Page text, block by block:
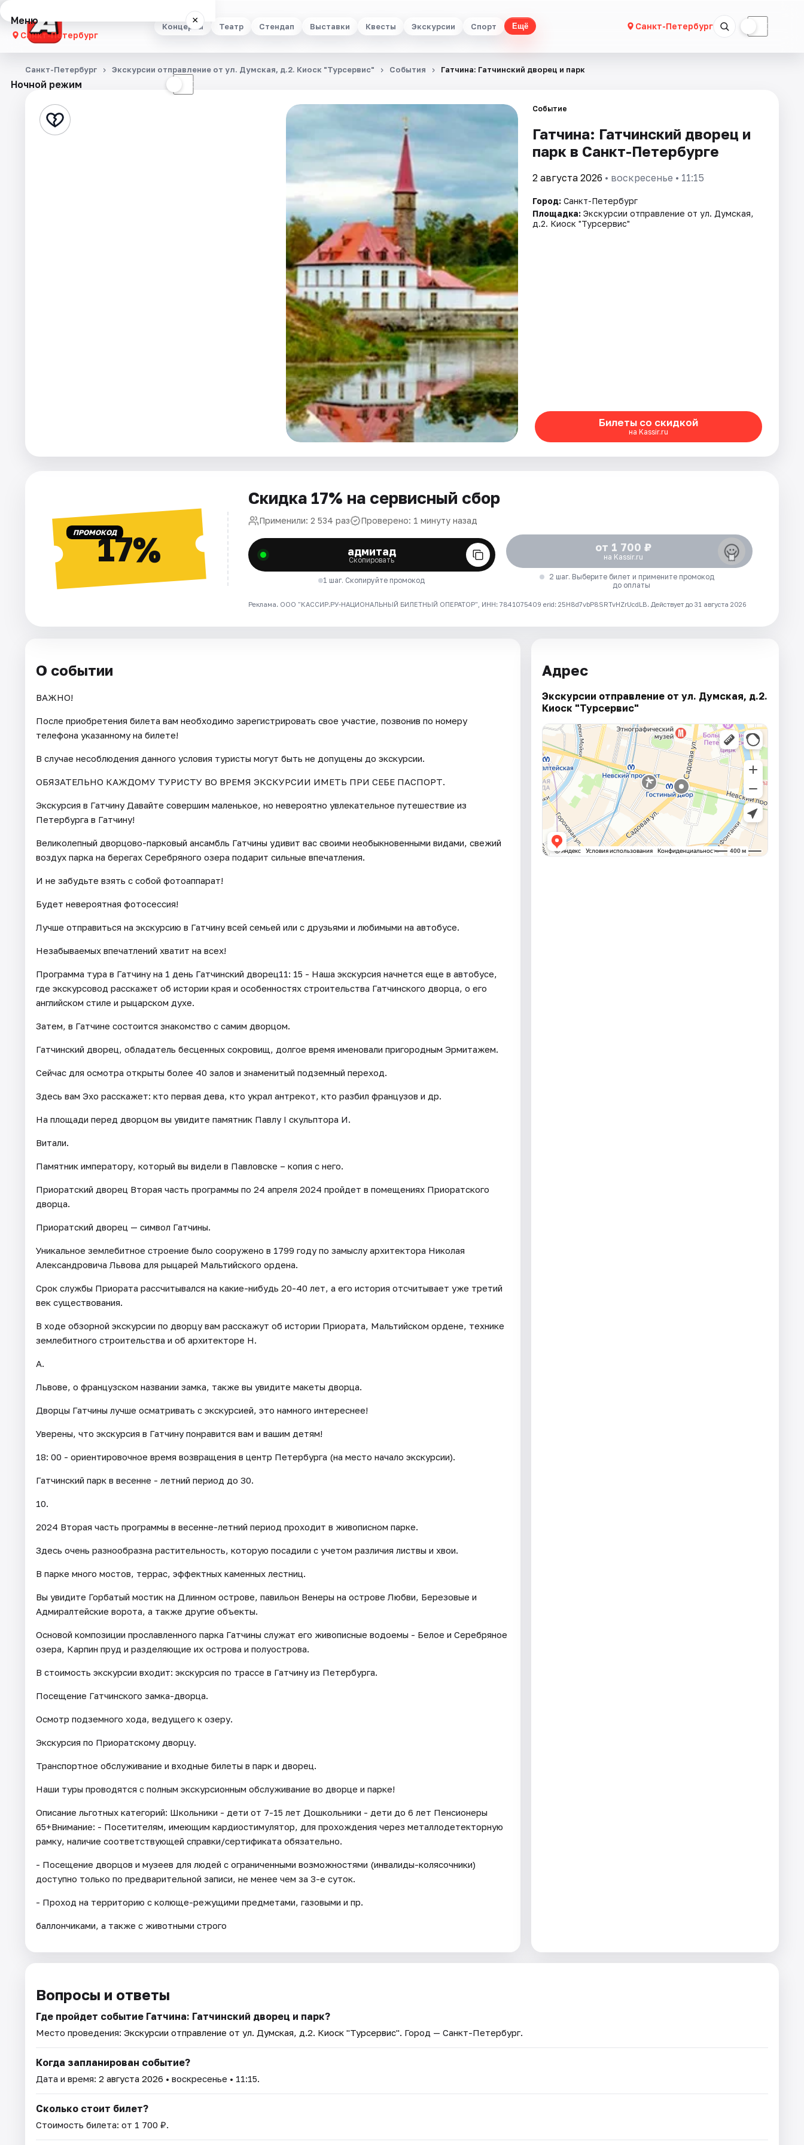
Концерты Театр Стендап Выставки Квесты Экскурсии Спорт Ещё Санкт-Петербург ☾
Меню ×
Санкт-Петербург
Концерты
Стендап
Ночной режим ☾
Санкт-Петербург Экскурсии отправление от ул. Думская, д.2. Киоск "Турсервис" События Гатчина: Гатчинский дворец и парк
Событие
Гатчина: Гатчинский дворец и
парк в Санкт-Петербурге
2 августа 2026 • воскресенье • 11:15
Город: Санкт-Петербург
Площадка: Экскурсии отправление от ул. Думская,
д.2. Киоск "Турсервис"
Билеты со скидкой
на Kassir.ru
ПРОМОКОД17%
Скидка 17% на сервисный сбор
Применили: 2 534 раз Проверено: 1 минуту назад
адмитад
Скопировать
1 шаг. Скопируйте промокод
от 1 700 ₽
на Kassir.ru
2 шаг. Выберите билет и примените промокод
до оплаты
Реклама. ООО "КАССИР.РУ-НАЦИОНАЛЬНЫЙ БИЛЕТНЫЙ ОПЕРАТОР", ИНН: 7841075409 erid: 25H8d7vbP8SRTvHZrUcdLB. Действует до 31 августа 2026
О событии
ВАЖНО!
После приобретения билета вам необходимо зарегистрировать свое участие, позвонив по номеру
телефона указанному на билете!
В случае несоблюдения данного условия туристы могут быть не допущены до экскурсии.
ОБЯЗАТЕЛЬНО КАЖДОМУ ТУРИСТУ ВО ВРЕМЯ ЭКСКУРСИИ ИМЕТЬ ПРИ СЕБЕ ПАСПОРТ.
Экскурсия в Гатчину Давайте совершим маленькое, но невероятно увлекательное путешествие из
Петербурга в Гатчину!
Великолепный дворцово-парковый ансамбль Гатчины удивит вас своими необыкновенными видами, свежий
воздух парка на берегах Серебряного озера подарит сильные впечатления.
И не забудьте взять с собой фотоаппарат!
Будет невероятная фотосессия!
Лучше отправиться на экскурсию в Гатчину всей семьей или с друзьями и любимыми на автобусе.
Незабываемых впечатлений хватит на всех!
Программа тура в Гатчину на 1 день Гатчинский дворец11: 15 - Наша экскурсия начнется еще в автобусе,
где экскурсовод расскажет об истории края и особенностях строительства Гатчинского дворца, о его
английском стиле и рыцарском духе.
Затем, в Гатчине состоится знакомство с самим дворцом.
Гатчинский дворец, обладатель бесценных сокровищ, долгое время именовали пригородным Эрмитажем.
Сейчас для осмотра открыты более 40 залов и знаменитый подземный переход.
Здесь вам Эхо расскажет: кто первая дева, кто украл антрекот, кто разбил французов и др.
На площади перед дворцом вы увидите памятник Павлу I скульптора И.
Витали.
Памятник императору, который вы видели в Павловске – копия с него.
Приоратский дворец Вторая часть программы по 24 апреля 2024 пройдет в помещениях Приоратского
дворца.
Приоратский дворец — символ Гатчины.
Уникальное землебитное строение было сооружено в 1799 году по замыслу архитектора Николая
Александровича Львова для рыцарей Мальтийского ордена.
Срок службы Приората рассчитывался на какие-нибудь 20-40 лет, а его история отсчитывает уже третий
век существования.
В ходе обзорной экскурсии по дворцу вам расскажут об истории Приората, Мальтийском ордене, технике
землебитного строительства и об архитекторе Н.
А.
Львове, о французском названии замка, также вы увидите макеты дворца.
Дворцы Гатчины лучше осматривать с экскурсией, это намного интереснее!
Уверены, что экскурсия в Гатчину понравится вам и вашим детям!
18: 00 - ориентировочное время возвращения в центр Петербурга (на место начало экскурсии).
Гатчинский парк в весенне - летний период до 30.
10.
2024 Вторая часть программы в весенне-летний период проходит в живописном парке.
Здесь очень разнообразна растительность, которую посадили с учетом различия листвы и хвои.
В парке много мостов, террас, эффектных каменных лестниц.
Вы увидите Горбатый мостик на Длинном острове, павильон Венеры на острове Любви, Березовые и
Адмиралтейские ворота, а также другие объекты.
Основой композиции прославленного парка Гатчины служат его живописные водоемы - Белое и Серебряное
озера, Карпин пруд и разделяющие их острова и полуострова.
В стоимость экскурсии входит: экскурсия по трассе в Гатчину из Петербурга.
Посещение Гатчинского замка-дворца.
Осмотр подземного хода, ведущего к озеру.
Экскурсия по Приоратскому дворцу.
Транспортное обслуживание и входные билеты в парк и дворец.
Наши туры проводятся с полным экскурсионным обслуживание во дворце и парке!
Описание льготных категорий: Школьники - дети от 7-15 лет Дошкольники - дети до 6 лет Пенсионеры
65+Внимание: - Посетителям, имеющим кардиостимулятор, для прохождения через металлодетекторную
рамку, наличие соответствующей справки/сертификата обязательно.
- Посещение дворцов и музеев для людей с ограниченными возможностями (инвалиды-колясочники)
доступно только по предварительной записи, не менее чем за 3-е суток.
- Проход на территорию с колюще-режущими предметами, газовыми и пр.
баллончиками, а также с животными строго
Адрес
Экскурсии отправление от ул. Думская, д.2.
Киоск "Турсервис"
Вопросы и ответы
Где пройдет событие Гатчина: Гатчинский дворец и парк?
Место проведения: Экскурсии отправление от ул. Думская, д.2. Киоск "Турсервис". Город — Санкт-Петербург.
Когда запланирован событие?
Дата и время: 2 августа 2026 • воскресенье • 11:15.
Сколько стоит билет?
Стоимость билета: от 1 700 ₽.